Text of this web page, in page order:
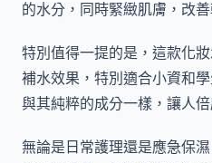
的水分，同時緊緻肌膚，改善
特別值得一提的是，這款化
補水效果，特別適合小資和
與其純粹的成分一樣，讓人倍
無論是日常護理還是應急保